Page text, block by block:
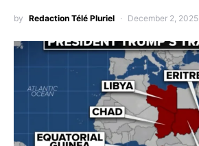
by Redaction Télé Pluriel December 2, 2025